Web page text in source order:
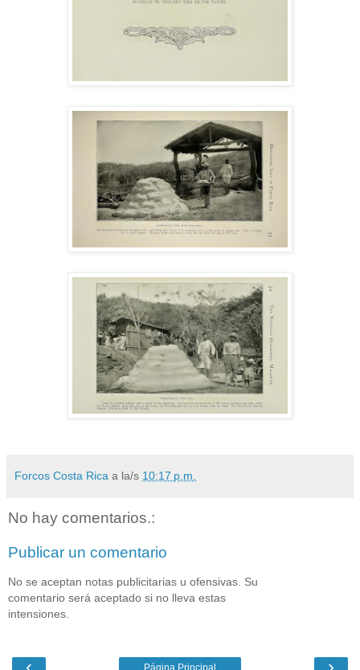
Forcos Costa Rica a la/s 10:17 p.m.
No hay comentarios.:
Publicar un comentario
No se aceptan notas publicitarias u ofensivas. Su
comentario será aceptado si no lleva estas
intensiones.
Página Principal